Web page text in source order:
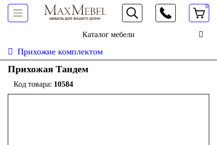
066 472 19 61
0
Каталог мебели
Прихожие комплектом
Прихожая Тандем
10584